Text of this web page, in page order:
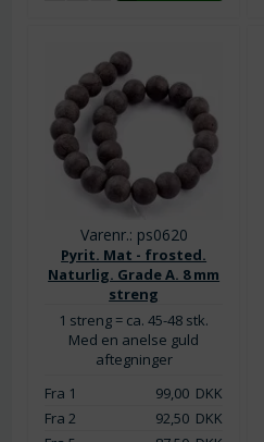
Varenr.: ps0620
Pyrit. Mat - frosted.
Naturlig. Grade A. 8 mm
streng
1 streng = ca. 45-48 stk.
Med en anelse guld
aftegninger
Fra 1
99,00DKK
Fra 2
92,50DKK